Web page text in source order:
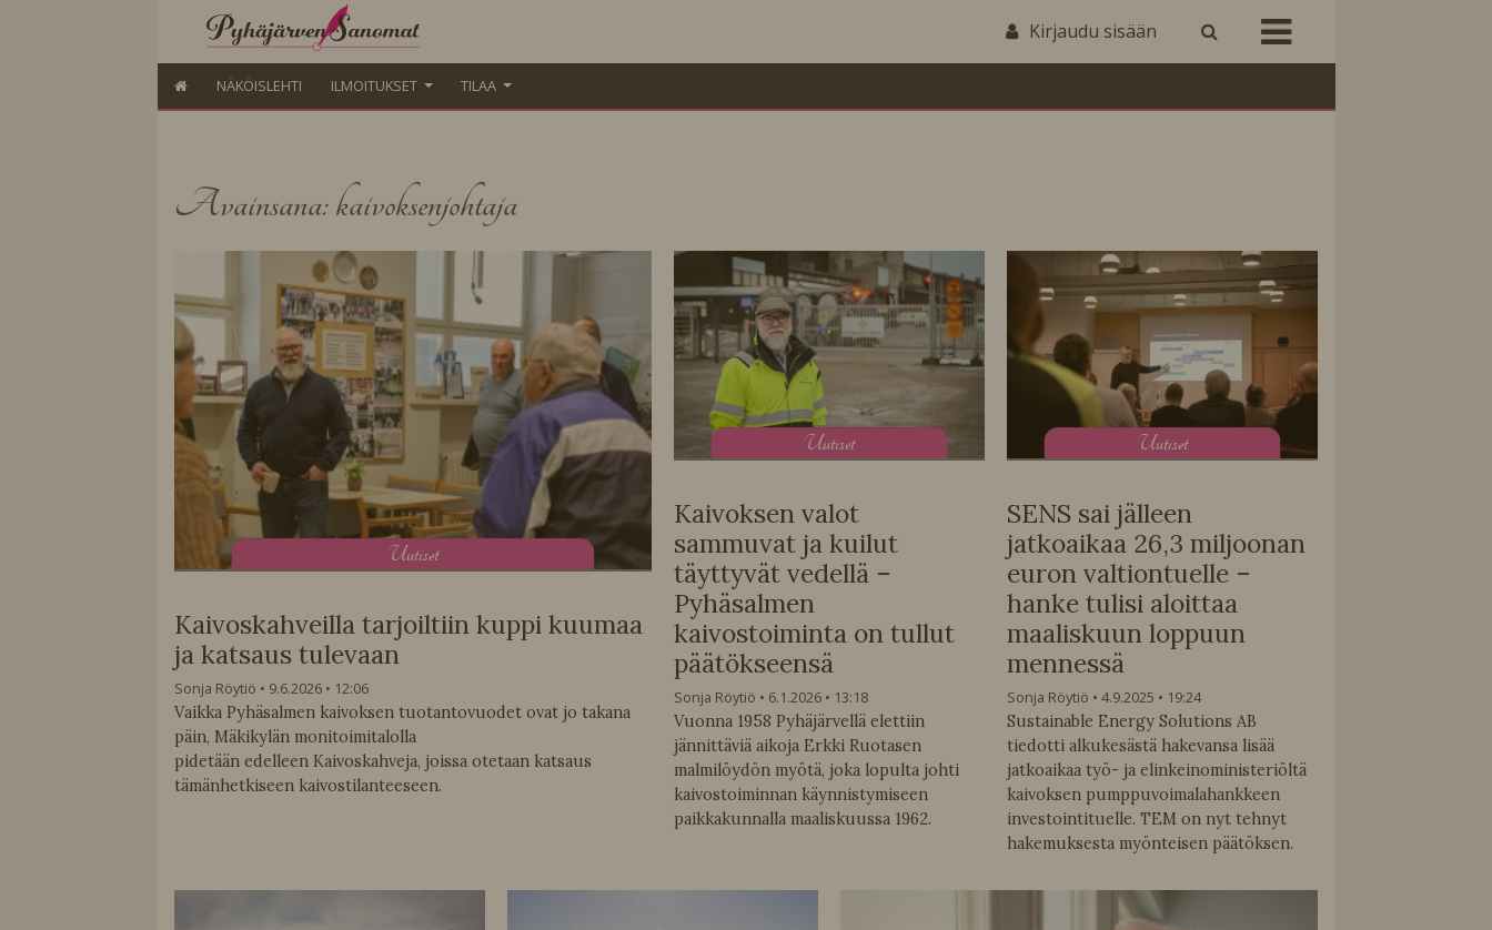
Kirjaudu sisään
NÄKÖISLEHTI ILMOITUKSET TILAA
Avainsana: kaivoksenjohtaja
Uutiset
Kaivoskahveilla tarjoiltiin kuppi kuumaa
ja katsaus tulevaan
Sonja Röytiö 9.6.2026
12:06
Vaikka Pyhäsalmen kaivoksen tuotantovuodet ovat jo takana
päin, Mäkikylän monitoimitalolla
pidetään edelleen Kaivoskahveja, joissa otetaan katsaus
tämänhetkiseen kaivostilanteeseen.
Uutiset
Kaivoksen valot
sammuvat ja kuilut
täyttyvät vedellä –
Pyhäsalmen
kaivostoiminta on tullut
päätökseensä
Sonja Röytiö 6.1.2026
13:18
Vuonna 1958 Pyhäjärvellä elettiin
jännittäviä aikoja Erkki Ruotasen
malmilöydön myötä, joka lopulta johti
kaivostoiminnan käynnistymiseen
paikkakunnalla maaliskuussa 1962.
Uutiset
SENS sai jälleen
jatkoaikaa 26,3 miljoonan
euron valtiontuelle –
hanke tulisi aloittaa
maaliskuun loppuun
mennessä
Sonja Röytiö 4.9.2025
19:24
Sustainable Energy Solutions AB
tiedotti alkukesästä hakevansa lisää
jatkoaikaa työ- ja elinkeinoministeriöltä
kaivoksen pumppuvoimalahankkeen
investointituelle. TEM on nyt tehnyt
hakemuksesta myönteisen päätöksen.